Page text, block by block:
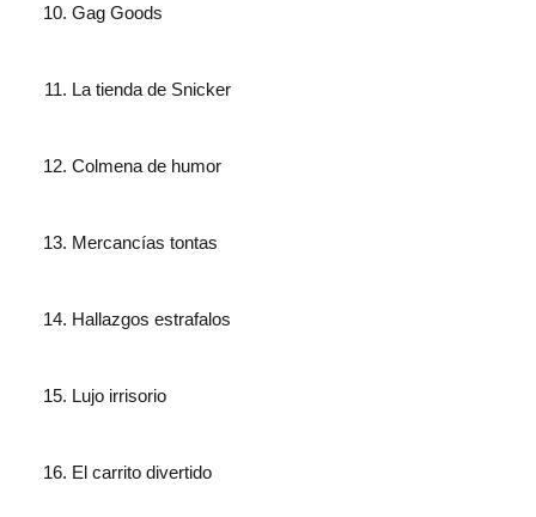
Gag Goods
La tienda de Snicker
Colmena de humor
Mercancías tontas
Hallazgos estrafalos
Lujo irrisorio
El carrito divertido